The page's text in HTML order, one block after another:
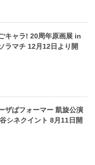
キャラ! 20周年原画展 in
ラマチ 12月12日より開
ザぱフォーマー 凱旋公演
シネクイント 8月11日開